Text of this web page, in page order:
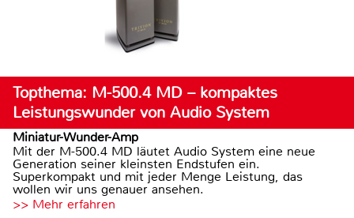
Topthema: M-500.4 MD – kompaktes
Leistungswunder von Audio System
Miniatur-Wunder-Amp
Mit der M-500.4 MD läutet Audio System eine neue
Generation seiner kleinsten Endstufen ein.
Superkompakt und mit jeder Menge Leistung, das
wollen wir uns genauer ansehen.
>> Mehr erfahren